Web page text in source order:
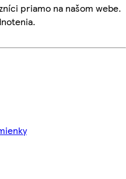
priamo na našom webe.